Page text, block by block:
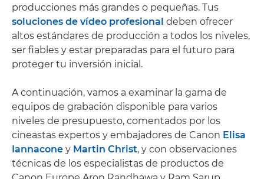
producciones más grandes o pequeñas. Tus
soluciones de vídeo profesional deben ofrecer
altos estándares de producción a todos los niveles,
ser fiables y estar preparadas para el futuro para
proteger tu inversión inicial.
A continuación, vamos a examinar la gama de
equipos de grabación disponible para varios
niveles de presupuesto, comentados por los
cineastas expertos y embajadores de Canon Elisa
Iannacone y Martin Christ, y con observaciones
técnicas de los especialistas de productos de